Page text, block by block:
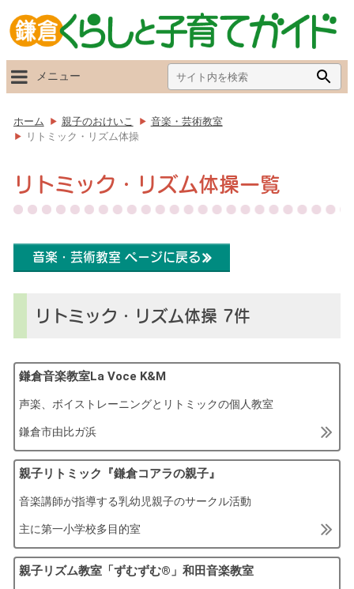
Search
for:
メニュー
ホーム 親子のおけいこ
音楽・芸術教室
リトミック・リズム体操
リトミック・リズム体操一覧
音楽・芸術教室 ページに戻る
リトミック・リズム体操 7件
鎌倉音楽教室La Voce K&M
声楽、ボイストレーニングとリトミックの個人教室
鎌倉市由比ガ浜
親子リトミック『鎌倉コアラの親子』
音楽講師が指導する乳幼児親子のサークル活動
主に第一小学校多目的室
親子リズム教室「ずむずむ®」和田音楽教室